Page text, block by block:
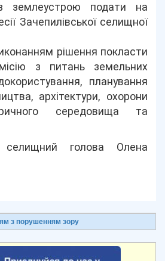
землеустрою подати на
Зачепилівської селищної
рішення покласти
з питань земельних
планування
архітектури, охорони
середовища та
селищний голова Олена
з порушенням зору